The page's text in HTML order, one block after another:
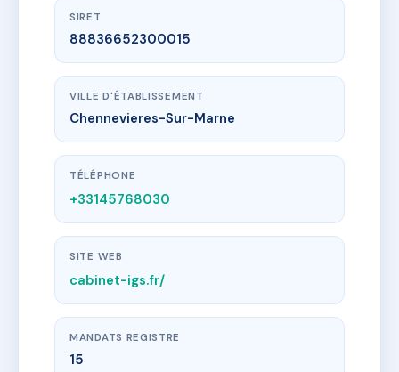
SIRET
88836652300015
VILLE D'ÉTABLISSEMENT
Chennevieres-Sur-Marne
TÉLÉPHONE
+33145768030
SITE WEB
cabinet-igs.fr/
MANDATS REGISTRE
15